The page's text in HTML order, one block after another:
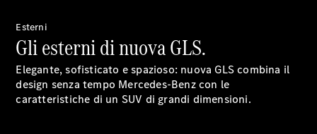
ricambio
Accessori
Esterni
Gli esterni di nuova GLS.
Elegante, sofisticato e spazioso: nuova GLS combina il
design senza tempo Mercedes-Benz con le
caratteristiche di un SUV di grandi dimensioni.